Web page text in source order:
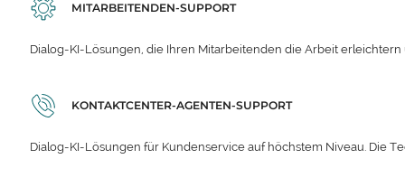
MITARBEITENDEN-SUPPORT
Dialog-KI-Lösungen, die Ihren Mitarbeitenden die Arbeit
KONTAKTCENTER-AGENTEN-SUPPORT
Dialog-KI-Lösungen für Kundenservice auf höchstem Niveau. Die